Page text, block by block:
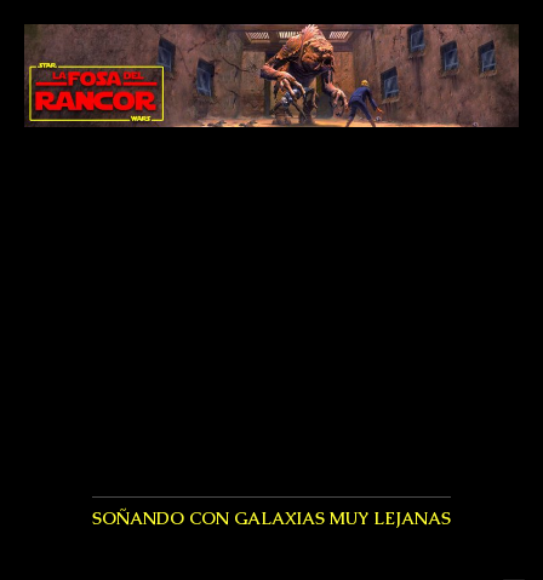
SOÑANDO CON GALAXIAS MUY LEJANAS